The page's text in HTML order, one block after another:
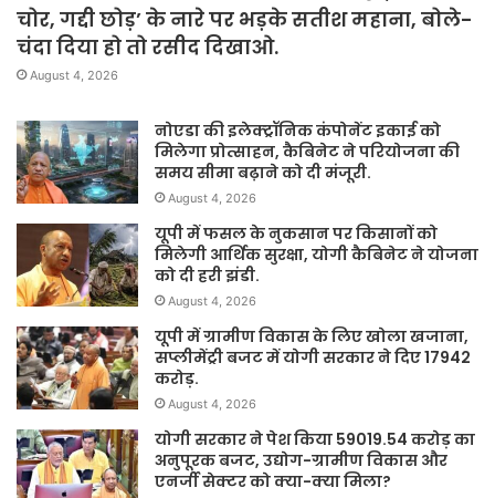
चोर, गद्दी छोड़’ के नारे पर भड़के सतीश महाना, बोले-
चंदा दिया हो तो रसीद दिखाओ.
August 4, 2026
नोएडा की इलेक्ट्रॉनिक कंपोनेंट इकाई को
मिलेगा प्रोत्साहन, कैबिनेट ने परियोजना की
समय सीमा बढ़ाने को दी मंजूरी.
August 4, 2026
यूपी में फसल के नुकसान पर किसानों को
मिलेगी आर्थिक सुरक्षा, योगी कैबिनेट ने योजना
को दी हरी झंडी.
August 4, 2026
यूपी में ग्रामीण विकास के लिए खोला खजाना,
सप्लीमेंट्री बजट में योगी सरकार ने दिए 17942
करोड़.
August 4, 2026
योगी सरकार ने पेश किया 59019.54 करोड़ का
अनुपूरक बजट, उद्योग-ग्रामीण विकास और
एनर्जी सेक्टर को क्या-क्या मिला?